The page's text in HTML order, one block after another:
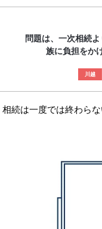
問題は、一次相続
族に負担をか
川越
相続は一度では終わら